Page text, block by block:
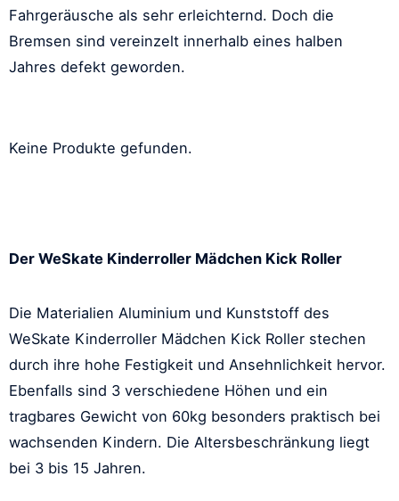
Fahrgeräusche als sehr erleichternd. Doch die
Bremsen sind vereinzelt innerhalb eines halben
Jahres defekt geworden.
Keine Produkte gefunden.
Der WeSkate Kinderroller Mädchen Kick Roller
Die Materialien Aluminium und Kunststoff des
WeSkate Kinderroller Mädchen Kick Roller stechen
durch ihre hohe Festigkeit und Ansehnlichkeit hervor.
Ebenfalls sind 3 verschiedene Höhen und ein
tragbares Gewicht von 60kg besonders praktisch bei
wachsenden Kindern. Die Altersbeschränkung liegt
bei 3 bis 15 Jahren.